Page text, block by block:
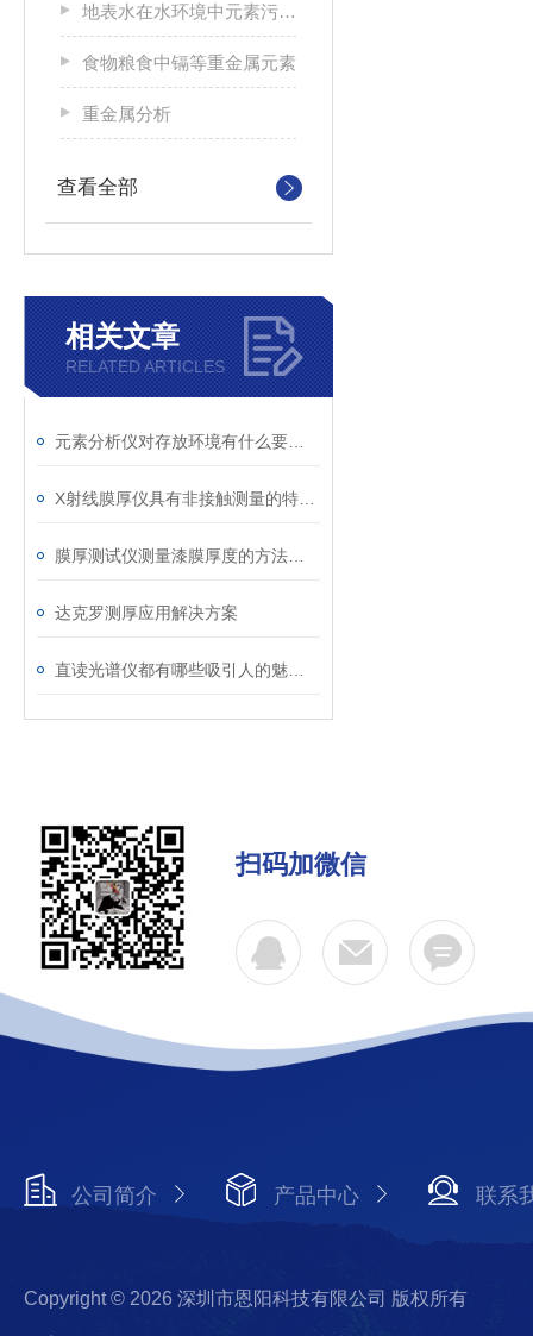
地表水在水环境中元素污染检测
食物粮食中镉等重金属元素
重金属分析
查看全部
相关文章
RELATED ARTICLES
达克罗测厚应用解决方案
扫码加微信
公司简介 产品中心 联系
Copyright © 2026 深圳市恩阳科技有限公司 版权所有